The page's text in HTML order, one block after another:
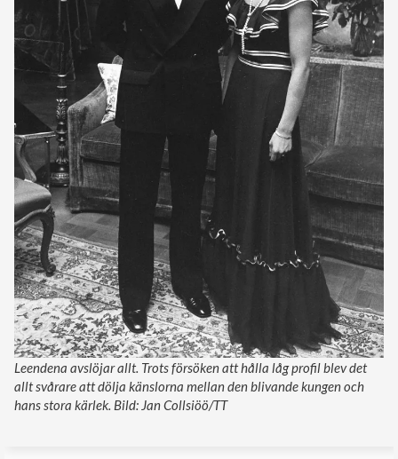
Leendena avslöjar allt. Trots försöken att hålla låg profil blev det
allt svårare att dölja känslorna mellan den blivande kungen och
hans stora kärlek. Bild: Jan Collsiöö/TT